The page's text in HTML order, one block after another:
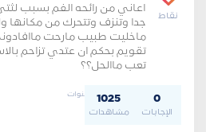
نقاط
اعاني من رائحه الفم بسبب
جدا وتنزف وتتحرك من مكانها
ماخليت طبيب مارحت
تقويم بحكم ان عتدي تزاحم
تعب ماالحل؟؟
سأل منذ 4 سنوات 0
الإجابات
1025
مشاهدات